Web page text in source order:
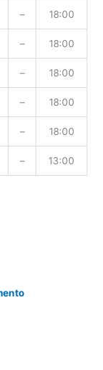
– 18:00
– 18:00
– 18:00
– 18:00
– 18:00
– 13:00